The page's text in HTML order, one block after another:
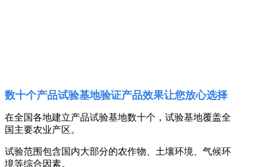
数十个产品试验基地验证产品效果让您放心选择
在全国各地建立产品试验基地数十个，试验基地覆盖全
国主要农业产区。
试验范围包含国内大部分的农作物、土壤环境、气候环
境等综合因素。